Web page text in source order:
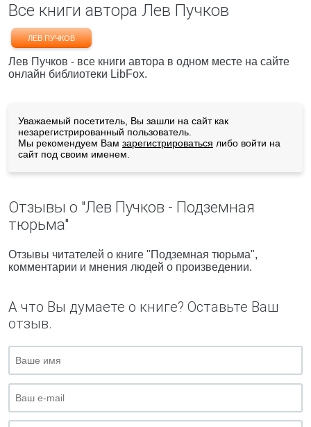
Все книги автора Лев Пучков
ЛЕВ ПУЧКОВ
Лев Пучков - все книги автора в одном месте на сайте
онлайн библиотеки LibFox.
Уважаемый посетитель, Вы зашли на сайт как
незарегистрированный пользователь.
Мы рекомендуем Вам зарегистрироваться либо войти на
сайт под своим именем.
Отзывы о "Лев Пучков - Подземная
тюрьма"
Отзывы читателей о книге "Подземная тюрьма",
комментарии и мнения людей о произведении.
А что Вы думаете о книге? Оставьте Ваш
отзыв.